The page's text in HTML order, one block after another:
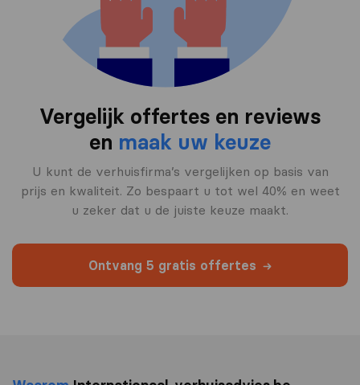
Vergelijk offertes en reviews
en maak uw keuze
U kunt de verhuisfirma’s vergelijken op basis van
prijs en kwaliteit. Zo bespaart u tot wel 40% en weet
u zeker dat u de juiste keuze maakt.
Ontvang 5 gratis offertes